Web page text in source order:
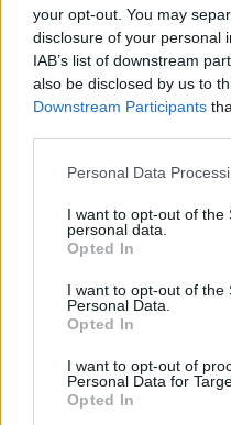
your opt-out. You may
disclosure of your personal
IAB’s list of downstream
also be disclosed by us to
Downstream Participants
Personal Data
I want to opt-out of the
personal data.
Opted In
I want to opt-out of the
Personal Data.
Opted In
I want to opt-out of
Personal Data for
Opted In
Румъния се
ниското ниво на
04.08.2026 / 16:30